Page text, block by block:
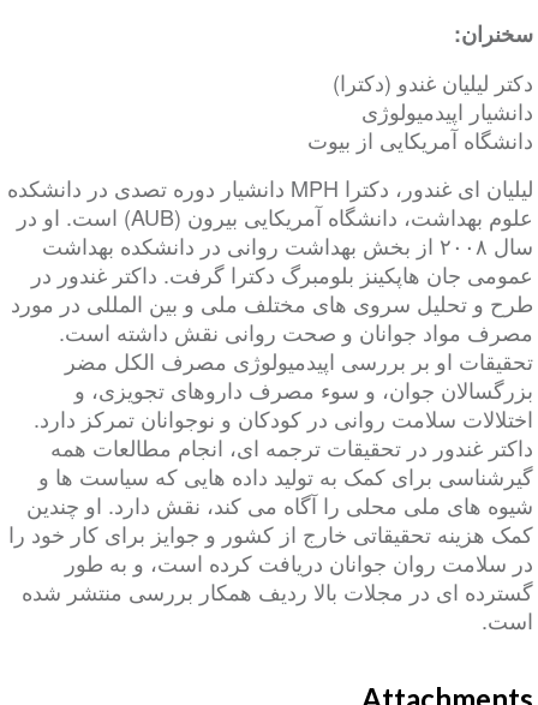
سخنران:
دکتر لیلیان غندو (دکترا)
دانشیار اپیدمیولوژی
دانشگاه آمریکایی از بیوت
لیلیان ای غندور، دکترا MPH دانشیار دوره تصدی در دانشکده
علوم بهداشت، دانشگاه آمریکایی بیرون (AUB) است. او در
سال ۲۰۰۸ از بخش بهداشت روانی در دانشکده بهداشت
عمومی جان هاپکینز بلومبرگ دکترا گرفت. داکتر غندور در
طرح و تحلیل سروی های مختلف ملی و بین المللی در مورد
مصرف مواد جوانان و صحت روانی نقش داشته است.
تحقیقات او بر بررسی اپیدمیولوژی مصرف الکل مضر
بزرگسالان جوان، و سوء مصرف داروهای تجویزی، و
اختلالات سلامت روانی در کودکان و نوجوانان تمرکز دارد.
داکتر غندور در تحقیقات ترجمه ای، انجام مطالعات همه
گیرشناسی برای کمک به تولید داده هایی که سیاست ها و
شیوه های ملی محلی را آگاه می کند، نقش دارد. او چندین
کمک هزینه تحقیقاتی خارج از کشور و جوایز برای کار خود را
در سلامت روان جوانان دریافت کرده است، و به طور
گسترده ای در مجلات بالا ردیف همکار بررسی منتشر شده
است.